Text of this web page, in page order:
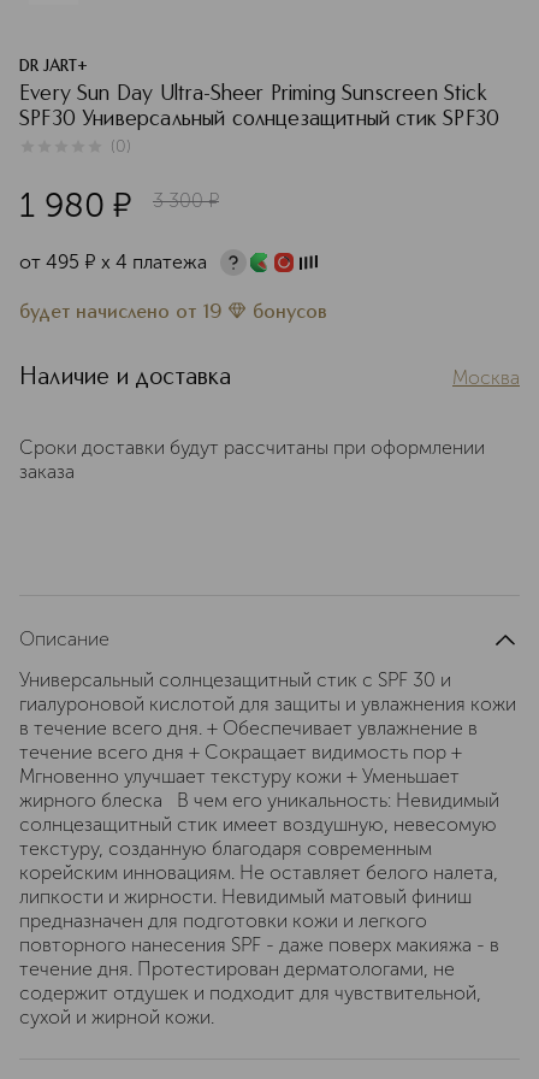
DR JART+
Every Sun Day Ultra-Sheer Priming Sunscreen Stick
SPF30 Универсальный солнцезащитный стик SPF30
(0)
1 980 ¤ 3 300 ¤
от 495 ¤ х 4 платежа
будет начислено от 19 бонусов
Наличие и доставка Москва
Сроки доставки будут рассчитаны при оформлении
заказа
Описание
Универсальный солнцезащитный стик с SPF 30 и
гиалуроновой кислотой для защиты и увлажнения кожи
в течение всего дня. + Обеспечивает увлажнение в
течение всего дня + Сокращает видимость пор +
Мгновенно улучшает текстуру кожи + Уменьшает
жирного блеска В чем его уникальность: Невидимый
солнцезащитный стик имеет воздушную, невесомую
текстуру, созданную благодаря современным
корейским инновациям. Не оставляет белого налета,
липкости и жирности. Невидимый матовый финиш
предназначен для подготовки кожи и легкого
повторного нанесения SPF - даже поверх макияжа - в
течение дня. Протестирован дерматологами, не
содержит отдушек и подходит для чувствительной,
сухой и жирной кожи.